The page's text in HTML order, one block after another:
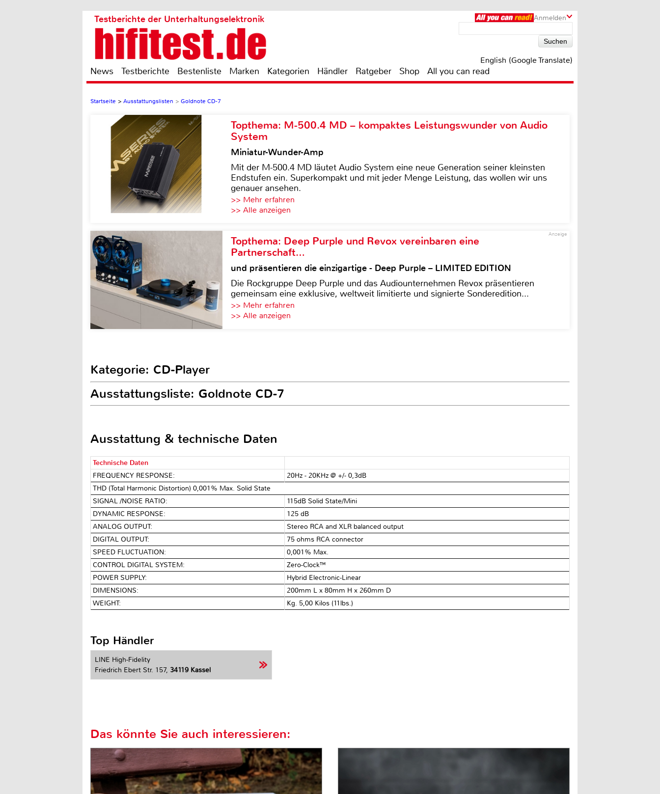
Anmelden
Testberichte der Unterhaltungselektronik
English (Google Translate)
News Testberichte Bestenliste Marken Kategorien Händler Ratgeber Shop All you can read
Startseite > Ausstattungslisten > Goldnote CD-7
Topthema: M-500.4 MD – kompaktes Leistungswunder von Audio
System
Miniatur-Wunder-Amp
Mit der M-500.4 MD läutet Audio System eine neue Generation seiner kleinsten
Endstufen ein. Superkompakt und mit jeder Menge Leistung, das wollen wir uns
genauer ansehen.
>> Mehr erfahren
>> Alle anzeigen
Anzeige
Topthema: Deep Purple und Revox vereinbaren eine
Partnerschaft…
und präsentieren die einzigartige - Deep Purple – LIMITED EDITION
Die Rockgruppe Deep Purple und das Audiounternehmen Revox präsentieren
gemeinsam eine exklusive, weltweit limitierte und signierte Sonderedition...
>> Mehr erfahren
>> Alle anzeigen
Kategorie: CD-Player
Ausstattungsliste: Goldnote CD-7
Ausstattung & technische Daten
Technische Daten
FREQUENCY RESPONSE:
20Hz - 20KHz @ +/- 0,3dB
THD (Total Harmonic Distortion) 0,001% Max. Solid State
SIGNAL /NOISE RATIO:
115dB Solid State/Mini
DYNAMIC RESPONSE:
125 dB
ANALOG OUTPUT:
Stereo RCA and XLR balanced output
DIGITAL OUTPUT:
75 ohms RCA connector
SPEED FLUCTUATION:
0,001% Max.
CONTROL DIGITAL SYSTEM:
Zero-Clock™
POWER SUPPLY:
Hybrid Electronic-Linear
DIMENSIONS:
200mm L x 80mm H x 260mm D
WEIGHT:
Kg. 5,00 Kilos (11lbs.)
Top Händler
LINE High-Fidelity
Friedrich Ebert Str. 157, 34119 Kassel
Das könnte Sie auch interessieren: